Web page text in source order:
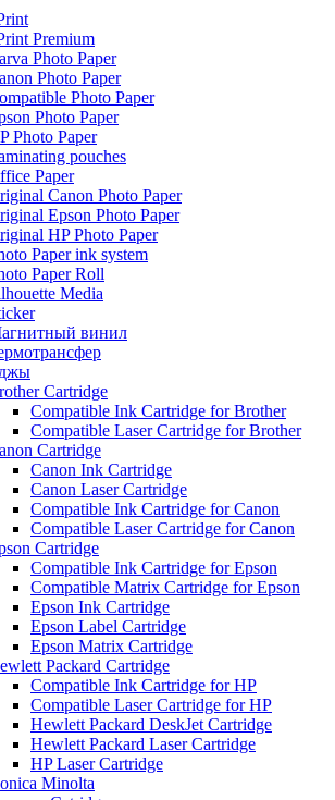
Premium
Photo Paper
Photo Paper
Photo Paper
Photo Paper
Photo Paper
pouches
Paper
Canon Photo Paper
Epson Photo Paper
HP Photo Paper
Paper ink system
Paper Roll
Media
винил
Cartridge
Compatible Ink Cartridge for Brother
Compatible Laser Cartridge for Brother
Cartridge
Canon Ink Cartridge
Canon Laser Cartridge
Compatible Ink Cartridge for Canon
Compatible Laser Cartridge for Canon
Cartridge
Compatible Ink Cartridge for Epson
Compatible Matrix Cartridge for Epson
Epson Ink Cartridge
Epson Label Cartridge
Epson Matrix Cartridge
Packard Cartridge
Compatible Ink Cartridge for HP
Compatible Laser Cartridge for HP
Hewlett Packard DeskJet Cartridge
Hewlett Packard Laser Cartridge
HP Laser Cartridge
Minolta